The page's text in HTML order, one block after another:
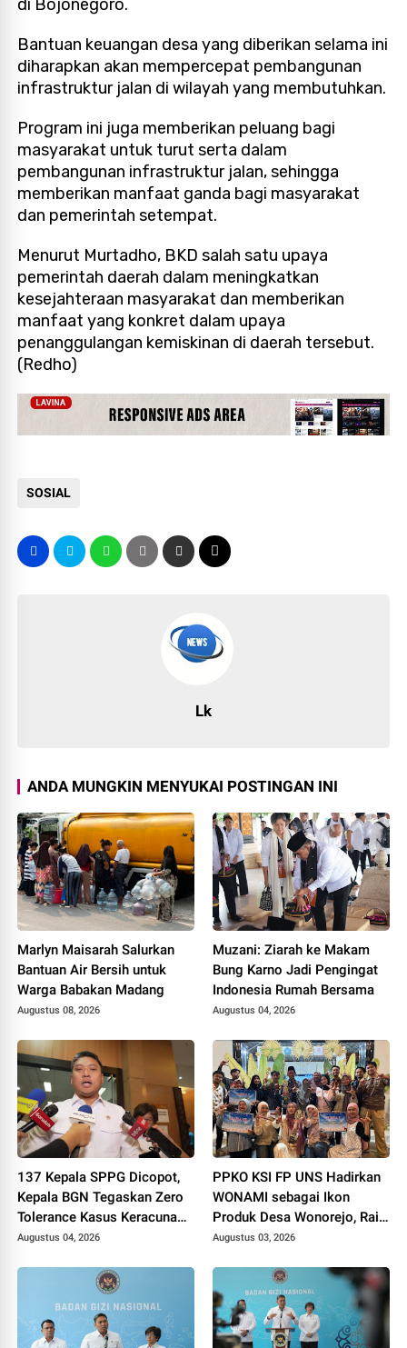
di Bojonegoro.
Bantuan keuangan desa yang diberikan selama ini
diharapkan akan mempercepat pembangunan
infrastruktur jalan di wilayah yang membutuhkan.
Program ini juga memberikan peluang bagi
masyarakat untuk turut serta dalam
pembangunan infrastruktur jalan, sehingga
memberikan manfaat ganda bagi masyarakat
dan pemerintah setempat.
Menurut Murtadho, BKD salah satu upaya
pemerintah daerah dalam meningkatkan
kesejahteraan masyarakat dan memberikan
manfaat yang konkret dalam upaya
penanggulangan kemiskinan di daerah tersebut.
(Redho)
SOSIAL
Lk
ANDA MUNGKIN MENYUKAI POSTINGAN INI
Marlyn Maisarah Salurkan
Bantuan Air Bersih untuk
Warga Babakan Madang
Augustus 08, 2026
Muzani: Ziarah ke Makam
Bung Karno Jadi Pengingat
Indonesia Rumah Bersama
Augustus 04, 2026
137 Kepala SPPG Dicopot,
Kepala BGN Tegaskan Zero
Tolerance Kasus Keracunan
MBG
Augustus 04, 2026
PPKO KSI FP UNS Hadirkan
WONAMI sebagai Ikon
Produk Desa Wonorejo, Raih
Tiga Penghargaan di
Augustus 03, 2026